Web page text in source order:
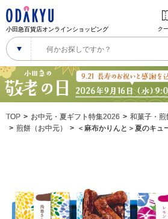
小田急百貨店オンラインショッピング ク
TOP お中元・夏ギフト特集2026
和菓子・煎
煎餅（お中元）
＜麻布かりんと＞夏のキ